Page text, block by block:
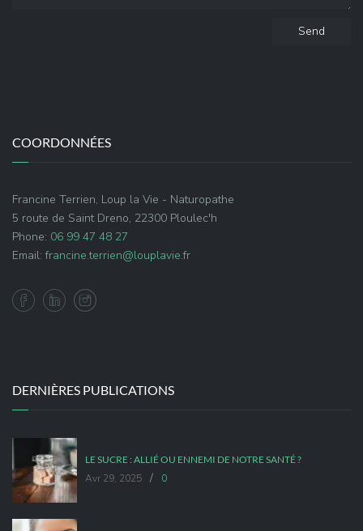
Send
COORDONNÉES
Francine Terrien, Loup la Vie - Naturopathe
5 route de Saint Dreno, 22300 Ploulec'h
Phone: 06 99 47 48 27
Email:francine.terrien@louplavie.fr
DERNIÈRES PUBLICATIONS
LE SUCRE : ALLIÉ OU ENNEMI DE NOTRE SANTÉ ?
Avr 29, 2025 / 0